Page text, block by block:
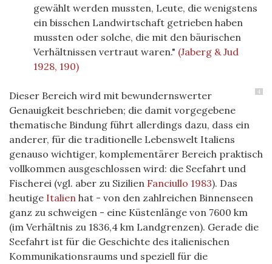
gewählt werden mussten, Leute, die wenigstens
ein bisschen Landwirtschaft getrieben haben
mussten oder solche, die mit den bäurischen
Verhältnissen vertraut waren." (Jaberg & Jud
1928, 190)
4
Dieser Bereich wird mit bewundernswerter
Genauigkeit beschrieben; die damit vorgegebene
thematische Bindung führt allerdings dazu, dass ein
anderer, für die traditionelle Lebenswelt Italiens
genauso wichtiger, komplementärer Bereich praktisch
vollkommen ausgeschlossen wird: die Seefahrt und
Fischerei (vgl. aber zu Sizilien Fanciullo 1983). Das
heutige Italien hat - von den zahlreichen Binnenseen
ganz zu schweigen - eine Küstenlänge von 7600 km
(im Verhältnis zu 1836,4 km Landgrenzen). Gerade die
Seefahrt ist für die Geschichte des italienischen
Kommunikationsraums und speziell für die